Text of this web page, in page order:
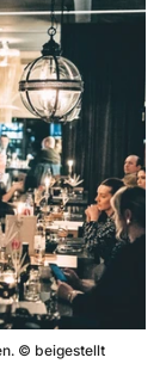
© beigestellt